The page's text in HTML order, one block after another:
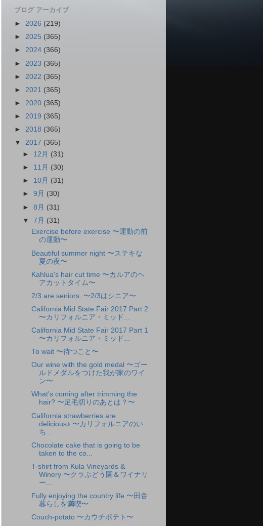
ブログ アーカイブ
► 2026 (219)
► 2025 (365)
► 2024 (366)
► 2023 (365)
► 2022 (365)
► 2021 (365)
► 2020 (365)
► 2019 (365)
► 2018 (365)
▼ 2017 (365)
► 12月 (31)
► 11月 (30)
► 10月 (31)
►9月 (30)
►8月 (31)
▼7月 (31)
Exercise before exercise 〜運動の前
の運動〜
Beautiful summer night 〜ステキな
夏の夜〜
Kahlua's hair cut time 〜カルアのヘ
アカットタイム〜
2/3 are seniors. 〜2/3はシニア〜
California Mid State Fair 2017 Part 2
〜カリフォルニア・ミッド...
California Mid State Fair 2017 Part 1
〜カリフォルニア・ミッド...
To wait 〜待つこと〜
Our wine with the gold medal 〜ゴー
ルドメダルをつけた我が家のワイ
ン〜
What's coming after trimming the
hair? 〜足毛切りのあとは？〜
California strawberries are
delicious♪ 〜カリフォルニアのい
ち...
Chocolate cake that is going to be
taken to the co...
T-shirt from Kula Vineyards &
Winery 〜クラぶどう園＆ワイナリ
ー...
Fully enjoying the country life 〜田舎
暮らしを満喫〜
Couch-potato 〜カウチポテト〜